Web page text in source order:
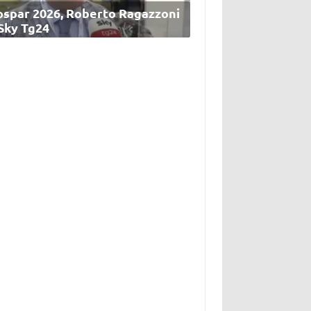
2026, Roberto Ragazzoni
Tg24